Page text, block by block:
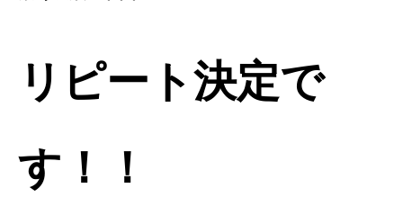
リピート決定で
す！！